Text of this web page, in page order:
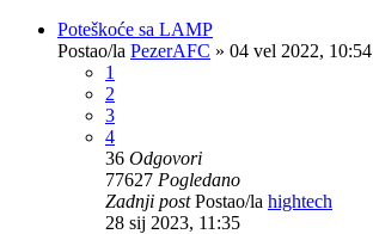
Poteškoće sa LAMP
Postao/la PezerAFC » 04 vel 2022, 10:54
1
2
3
4
36 Odgovori
77627 Pogledano
Zadnji postPostao/la hightech
28 sij 2023, 11:35